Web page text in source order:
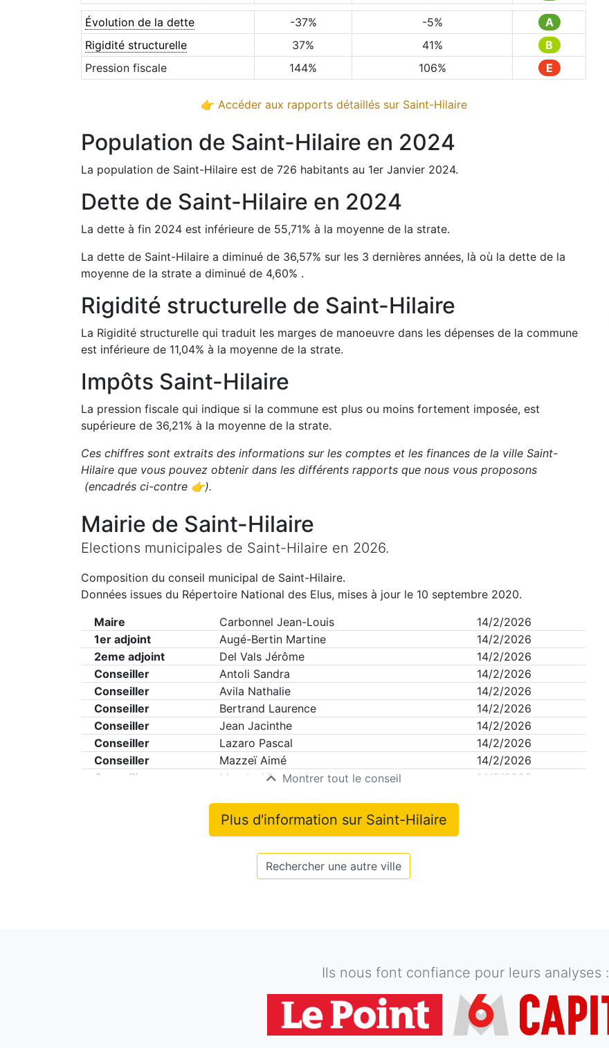
Évolution de la dette -37% -5%
A
Rigidité structurelle
37% 41%
B
Pression fiscale
144% 106% E
👉 Accéder aux rapports détaillés sur Saint-Hilaire
Population de Saint-Hilaire en 2024
La population de Saint-Hilaire est de 726 habitants au 1er Janvier 2024.
Dette de Saint-Hilaire en 2024
La dette à fin 2024 est inférieure de 55,71% à la moyenne de la strate.
La dette de Saint-Hilaire a diminué de 36,57% sur les 3 dernières années, là où la dette de la
moyenne de la strate a diminué de 4,60% .
Rigidité structurelle de Saint-Hilaire
La Rigidité structurelle qui traduit les marges de manoeuvre dans les dépenses de la commune
est inférieure de 11,04% à la moyenne de la strate.
Impôts Saint-Hilaire
La pression fiscale qui indique si la commune est plus ou moins fortement imposée, est
supérieure de 36,21% à la moyenne de la strate.
Ces chiffres sont extraits des informations sur les comptes et les finances de la ville Saint-
Hilaire que vous pouvez obtenir dans les différents rapports que nous vous proposons
(encadrés ci-contre 👉).
Mairie de Saint-Hilaire
Elections municipales de Saint-Hilaire en 2026.
Composition du conseil municipal de Saint-Hilaire.
Données issues du Répertoire National des Elus, mises à jour le 10 septembre 2020.
Maire
Carbonnel Jean-Louis
14/2/2026
1er adjoint
Augé-Bertin Martine
14/2/2026
2eme adjoint
Del Vals Jérôme
14/2/2026
Conseiller
Antoli Sandra
14/2/2026
Conseiller
Avila Nathalie
14/2/2026
Conseiller
Bertrand Laurence
14/2/2026
Conseiller
Jean Jacinthe
14/2/2026
Conseiller
Lazaro Pascal
14/2/2026
Conseiller
Mazzeï Aimé
14/2/2026
Conseiller
Murphy Vincent 14/2/2026
Montrer tout le conseil
Plus d'information sur Saint-Hilaire
Rechercher une autre ville
Ils nous font confiance pour leurs analyses :